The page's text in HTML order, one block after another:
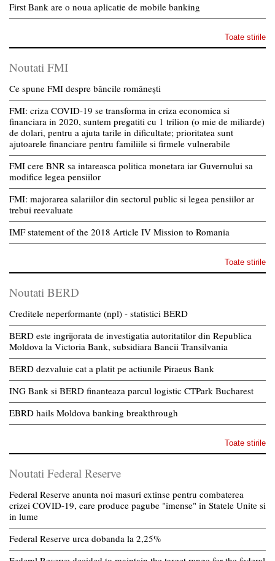
First Bank are o noua aplicatie de mobile banking
Toate stirile
Noutati FMI
Ce spune FMI despre băncile românești
FMI: criza COVID-19 se transforma in criza economica si
financiara in 2020, suntem pregatiti cu 1 trilion (o mie de miliarde)
de dolari, pentru a ajuta tarile in dificultate; prioritatea sunt
ajutoarele financiare pentru familiile si firmele vulnerabile
FMI cere BNR sa intareasca politica monetara iar Guvernului sa
modifice legea pensiilor
FMI: majorarea salariilor din sectorul public si legea pensiilor ar
trebui reevaluate
IMF statement of the 2018 Article IV Mission to Romania
Toate stirile
Noutati BERD
Creditele neperformante (npl) - statistici BERD
BERD este ingrijorata de investigatia autoritatilor din Republica
Moldova la Victoria Bank, subsidiara Bancii Transilvania
BERD dezvaluie cat a platit pe actiunile Piraeus Bank
ING Bank si BERD finanteaza parcul logistic CTPark Bucharest
EBRD hails Moldova banking breakthrough
Toate stirile
Noutati Federal Reserve
Federal Reserve anunta noi masuri extinse pentru combaterea
crizei COVID-19, care produce pagube "imense" in Statele Unite si
in lume
Federal Reserve urca dobanda la 2,25%